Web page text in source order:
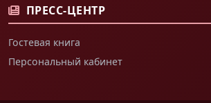
ПРЕСС-ЦЕНТР
Гостевая книга
Персональный кабинет